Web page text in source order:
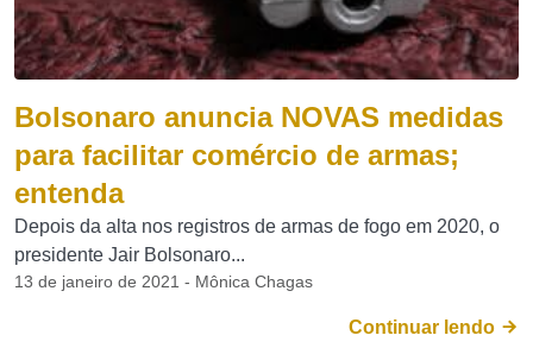
Bolsonaro anuncia NOVAS medidas
para facilitar comércio de armas;
entenda
Depois da alta nos registros de armas de fogo em 2020, o
presidente Jair Bolsonaro...
13 de janeiro de 2021 - Mônica Chagas
Continuar lendo